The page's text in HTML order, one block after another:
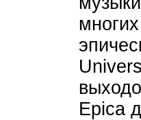
Epica